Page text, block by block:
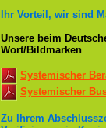
Ihr Vorteil, wir sind
Unsere beim
Wort/Bildmarken
Systemischer
Systemischer
Zu Ihrem